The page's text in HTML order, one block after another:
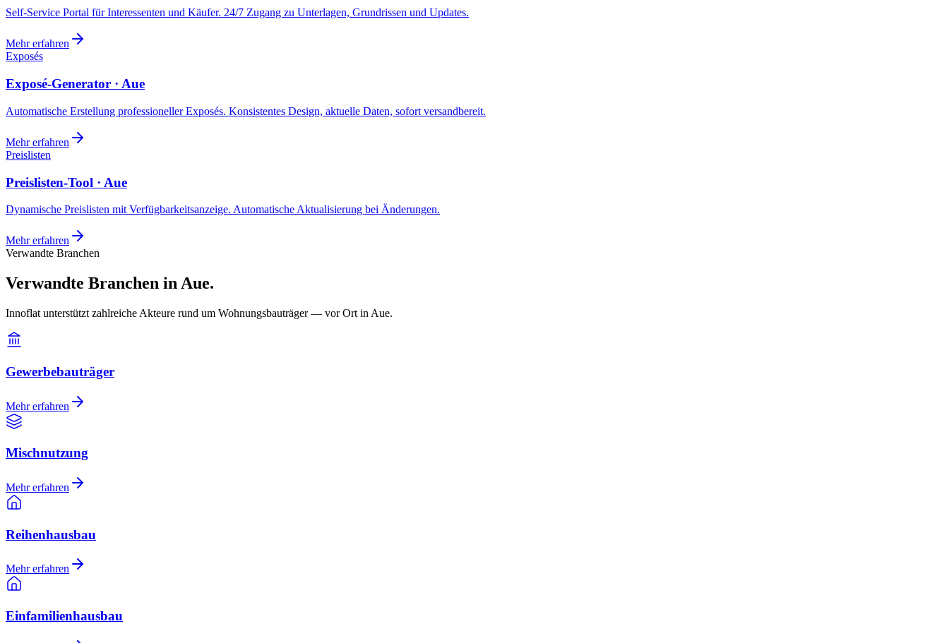
Self-Service Portal für Interessenten und Käufer. 24/7 Zugang zu Unterlagen, Grundrissen und Updates.
Mehr erfahren
Exposés
Exposé-Generator · Aue
Automatische Erstellung professioneller Exposés. Konsistentes Design, aktuelle Daten, sofort versandbereit.
Mehr erfahren
Preislisten
Preislisten-Tool · Aue
Dynamische Preislisten mit Verfügbarkeitsanzeige. Automatische Aktualisierung bei Änderungen.
Mehr erfahren
Verwandte Branchen
Verwandte Branchen in Aue.
Innoflat unterstützt zahlreiche Akteure rund um Wohnungsbauträger — vor Ort in Aue.
Gewerbebauträger
Mehr erfahren
Mischnutzung
Mehr erfahren
Reihenhausbau
Mehr erfahren
Einfamilienhausbau